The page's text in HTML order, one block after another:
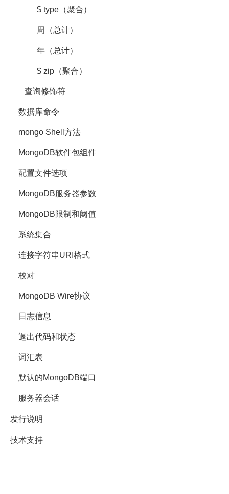
$ type（聚合）
周（总计）
年（总计）
$ zip（聚合）
查询修饰符
数据库命令
mongo Shell方法
MongoDB软件包组件
配置文件选项
MongoDB服务器参数
MongoDB限制和阈值
系统集合
连接字符串URI格式
校对
MongoDB Wire协议
日志信息
退出代码和状态
词汇表
默认的MongoDB端口
服务器会话
发行说明
技术支持